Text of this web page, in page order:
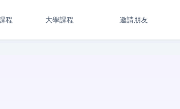
程 大學課程 邀請朋友